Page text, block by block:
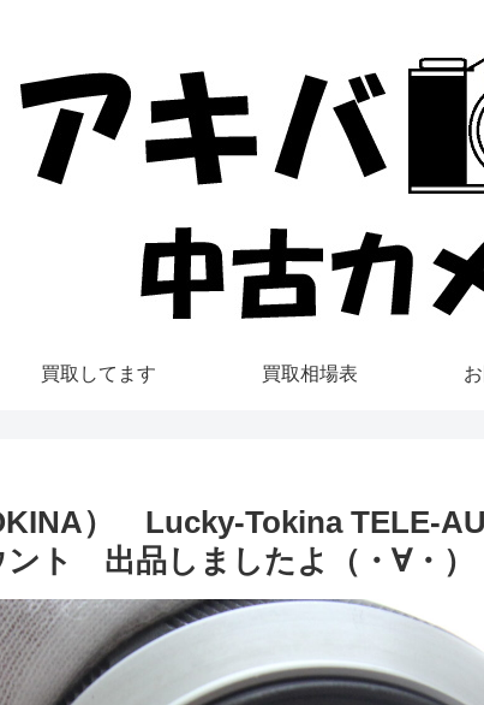
買取してます 買取相場表
） Lucky-Tokina TELE-
ント 出品しましたよ（・∀・）